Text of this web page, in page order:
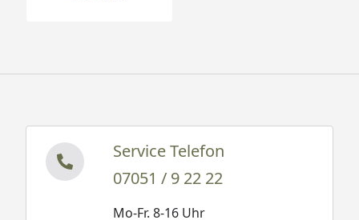
Service Telefon
07051 / 9 22 22
Mo-Fr. 8-16 Uhr